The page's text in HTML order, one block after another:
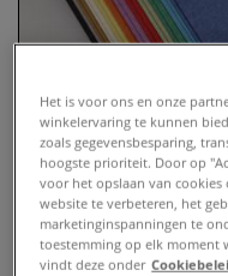
Het is voor ons en onze
winkelervaring te kunnen
zoals gegevensbesparing,
hoogste prioriteit. Door op
voor het opslaan van
website te verbeteren, het
marketinginspanningen te
toestemming op elk moment
vindt deze onder